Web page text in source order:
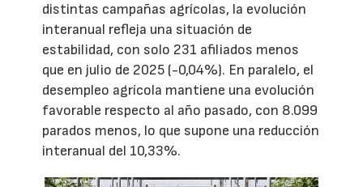
distintas campañas agrícolas, la evolución
interanual refleja una situación de
estabilidad, con solo 231 afiliados menos
que en julio de 2025 (-0,04%). En paralelo, el
desempleo agrícola mantiene una evolución
favorable respecto al año pasado, con 8.099
parados menos, lo que supone una reducción
interanual del 10,33%.